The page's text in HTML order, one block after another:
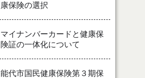
康保険の選択
マイナンバーカードと健康保
険証の一体化について
能代市国民健康保険第３期保